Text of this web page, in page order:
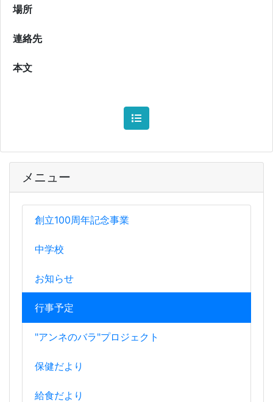
メニュー
創立100周年記念事業
中学校
お知らせ
行事予定
"アンネのバラ"プロジェクト
保健だより
給食だより
場所
連絡先
本文